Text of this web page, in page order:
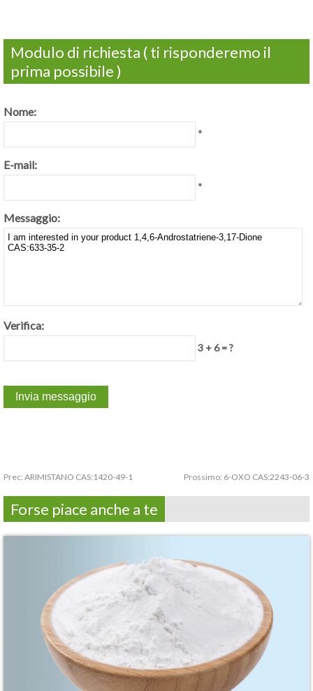
Modulo di richiesta ( ti risponderemo il
prima possibile )
Nome:
*
E-mail:
*
Messaggio:
Verifica:
3 + 6 = ?
Prec: ARIMISTANO CAS:1420-49-1 Prossimo: 6-OXO CAS:2243-06-3
Forse piace anche a te